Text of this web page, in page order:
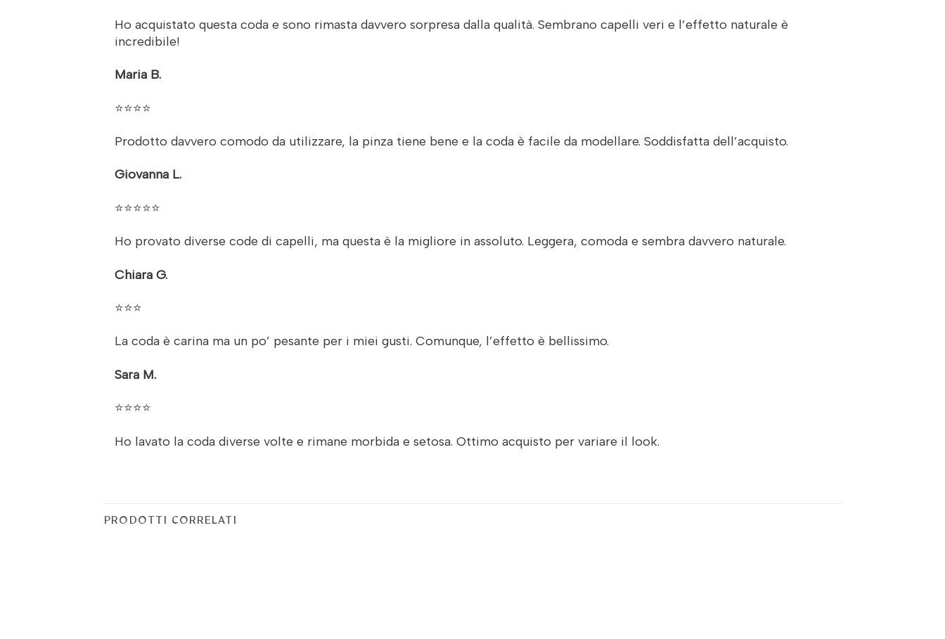
Ho acquistato questa coda e sono rimasta davvero sorpresa dalla qualità. Sembrano capelli veri e l’effetto naturale è
incredibile!
Maria B.
⭐⭐⭐⭐
Prodotto davvero comodo da utilizzare, la pinza tiene bene e la coda è facile da modellare. Soddisfatta dell’acquisto.
Giovanna L.
⭐⭐⭐⭐⭐
Ho provato diverse code di capelli, ma questa è la migliore in assoluto. Leggera, comoda e sembra davvero naturale.
Chiara G.
⭐⭐⭐
La coda è carina ma un po’ pesante per i miei gusti. Comunque, l’effetto è bellissimo.
Sara M.
⭐⭐⭐⭐
Ho lavato la coda diverse volte e rimane morbida e setosa. Ottimo acquisto per variare il look.
PRODOTTI CORRELATI